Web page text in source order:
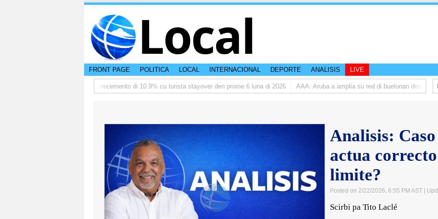
Local
FRONT PAGE POLITICA LOCAL INTERNACIONAL DEPORTE ANALISIS LIVE
TTW:Aruba ta registra crecemento di 10.9% cu turista stayover den prome 6 luna di 2026 AAA: Aruba a amplia su red di buelonan den 2025
Analisis:
actua
limite?
Posted on 2/22/2026, 6:55 PM AST |
Scirbi pa Tito Laclé